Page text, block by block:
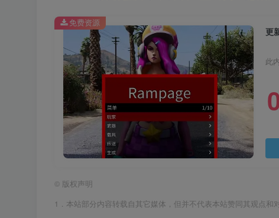
此
免费资源
© 版权声明
1．本站部分内容转载自其它媒体，但并不代表本站赞同其观点和